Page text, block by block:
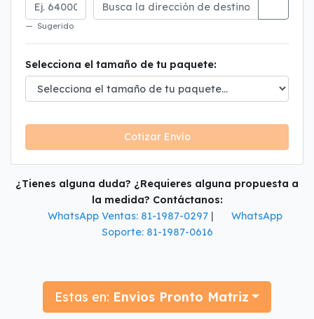
Sugerido
Selecciona el tamaño de tu paquete:
Cotizar Envío
¿Tienes alguna duda? ¿Requieres alguna propuesta a
la medida? Contáctanos:
WhatsApp Ventas: 81-1987-0297
WhatsApp
Soporte: 81-1987-0616
Estas en: Envios Pronto Matriz